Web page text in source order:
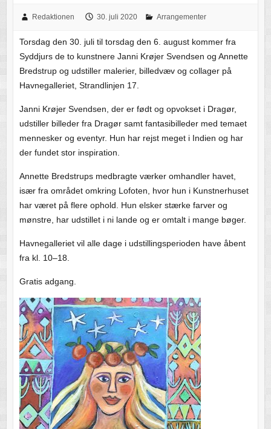
Redaktionen 30. juli 2020 Arrangementer
Torsdag den 30. juli til torsdag den 6. august kommer fra
Syddjurs de to kunstnere Janni Krøjer Svendsen og Annette
Bredstrup og udstiller malerier, billedvæv og collager på
Havnegalleriet, Strandlinjen 17.
Janni Krøjer Svendsen, der er født og opvokset i Dragør,
udstiller billeder fra Dragør samt fantasibilleder med temaet
mennesker og eventyr. Hun har rejst meget i Indien og har
der fundet stor inspiration.
Annette Bredstrups medbragte værker omhandler havet,
især fra området omkring Lofoten, hvor hun i Kunstnerhuset
har været på flere ophold. Hun elsker stærke farver og
mønstre, har udstillet i ni lande og er omtalt i mange bøger.
Havnegalleriet vil alle dage i udstillingsperioden have åbent
fra kl. 10–18.
Gratis adgang.